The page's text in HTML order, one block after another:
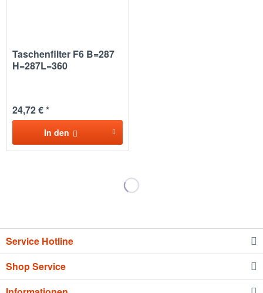
Taschenfilter F6 B=287
H=287L=360
24,72 € *
In den
Service Hotline
Shop Service